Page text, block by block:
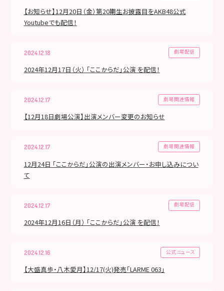
【お知らせ】12月20日（金）第20期生お披露目をAKB48公式
Youtubeでも配信！
2024.12.18 劇場配信
2024年12月17日（火） 「ここからだ」公演 を配信！
2024.12.17 劇場関連情報
【12月18日劇場公演】出演メンバー変更のお知らせ
2024.12.17 劇場関連情報
12月24日 「ここからだ」公演の出演メンバー・お申し込みについ
て
2024.12.17 劇場配信
2024年12月16日（月） 「ここからだ」公演 を配信！
2024.12.16 公式ニュース
【大盛真歩・八木愛月】12/17(火)発売「LARME 063」